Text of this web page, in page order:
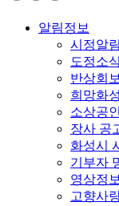
알림정보
시정알
도정소식
반상회보
희망화
소상공
장사 공
화성시
기부자
영상정
고향사